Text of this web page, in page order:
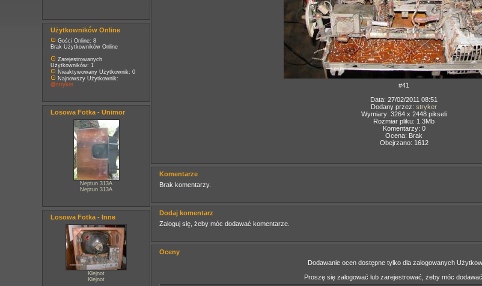
Użytkowników Online
Gości Online: 8
Brak Użytkowników Online
Zarejestrowanych
Użytkowników: 1
Nieaktywowany Użytkownik: 0
Najnowszy Użytkownik:
@stryker
Losowa Fotka - Unimor
Neptun 313A
Neptun 313A
Losowa Fotka - Inne
Klejnot
Klejnot
#41
Data: 27/02/2011 08:51
Dodany przez: stryker
Wymiary: 3264 x 2448 pikseli
Rozmiar pliku: 1.3Mb
Komentarzy: 0
Ocena: Brak
Obejrzano: 1612
Komentarze
Brak komentarzy.
Dodaj komentarz
Zaloguj się, żeby móc dodawać komentarze.
Oceny
Dodawanie ocen dostępne tylko dla zalogowanych
Proszę się zalogować lub zarejestrować, żeby móc